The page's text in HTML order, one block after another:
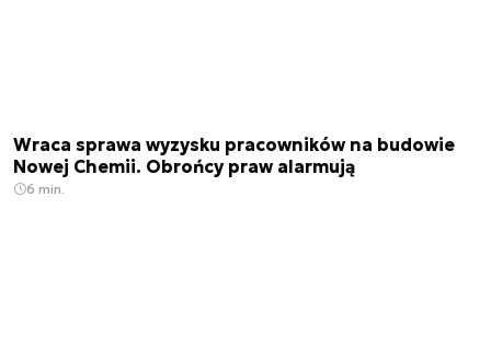
Wraca sprawa wyzysku pracowników na budowie
Nowej Chemii. Obrońcy praw alarmują
6 min.